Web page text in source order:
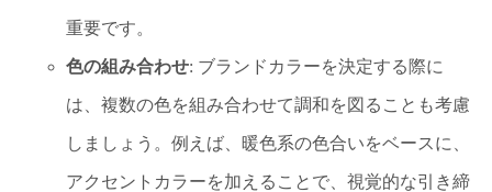
重要です。
色の組み合わせ: ブランドカラーを決定する際に
は、複数の色を組み合わせて調和を図ることも考慮
しましょう。例えば、暖色系の色合いをベースに、
アクセントカラーを加えることで、視覚的な引き締